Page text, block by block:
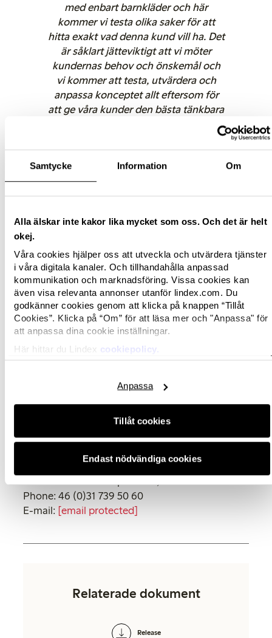
Samtycke Information Om
Alla älskar inte kakor lika mycket som oss. Och det är helt
okej.
Våra cookies hjälper oss att utveckla och utvärdera tjänster
i våra digitala kanaler. Och tillhandahålla anpassad
kommunikation och marknadsföring. Vissa cookies kan
även visa relevanta annonser utanför lindex.com. Du
godkänner cookies genom att klicka på knappen “Tillåt
Cookies”. Klicka på “Om” för att läsa mer och "Anpassa" för
att anpassa dina cookie inställningar.
Här hittar du Lindex cookiepolicy.
Tillåt cookies
Anpassa
Endast nödvändiga cookies
med enbart barnkläder och här
kommer vi testa olika saker för att
hitta exakt vad denna kund vill ha. Det
är såklart jätteviktigt att vi möter
kundernas behov och önskemål och
vi kommer att testa, utvärdera och
anpassa konceptet allt eftersom för
att ge våra kunder den bästa tänkbara
säger Elisabeth
Butiken inrymmer Lindex kompletta
barnsortimentet som sträcker sig från den
populära Newborn-kollektionen för de allra
Här kommer såväl sortiment som butiksmiljö att
följa årstiderna och skogstemat framgår tydligt
där man också valt att ta in lekfull grafik för att
lyfta barns kreativitet och naturen som
inspirationskälla.
Butiken ligger i Fornebu som är världens mest
miljövänliga shoppingcenter* och ligger ca tio
minuter utanför Oslo. Butiken öppnar den 24
maj 2018.
För mer information, kontakta;
Eva Jonasson
Media Relations Responsible, Lindex
Phone: 46 (0)31 739 50 60
E-mail: [email protected]
Relaterade dokument
Release